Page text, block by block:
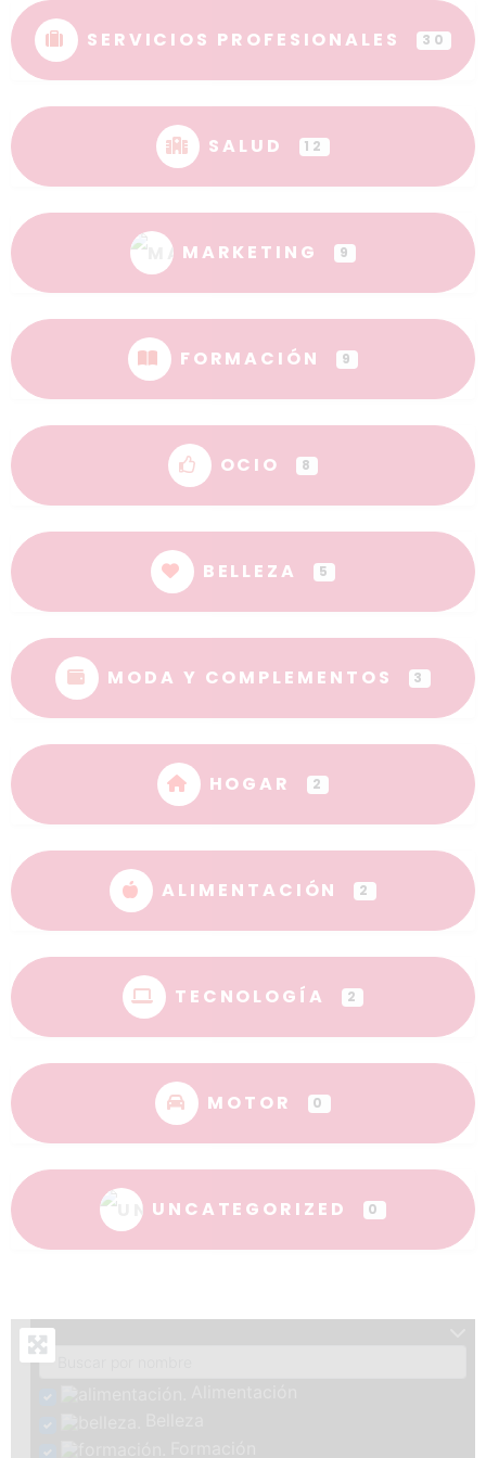
SERVICIOS PROFESIONALES 30
SALUD 12
MARKETING 9
FORMACIÓN 9
OCIO 8
BELLEZA 5
MODA Y COMPLEMENTOS 3
HOGAR 2
ALIMENTACIÓN 2
TECNOLOGÍA 2
MOTOR 0
UNCATEGORIZED 0